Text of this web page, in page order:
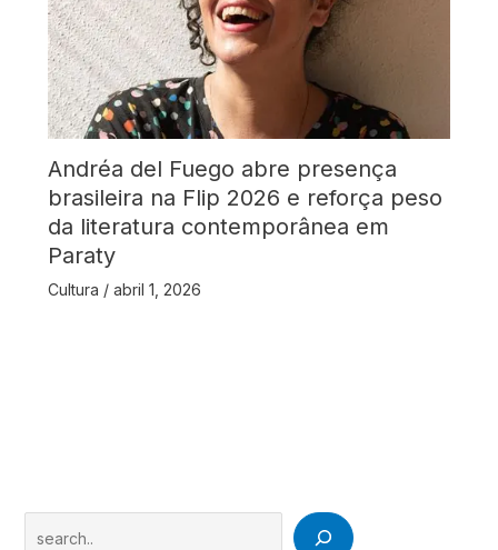
Andréa del Fuego abre presença
brasileira na Flip 2026 e reforça peso
da literatura contemporânea em
Paraty
Cultura / abril 1, 2026